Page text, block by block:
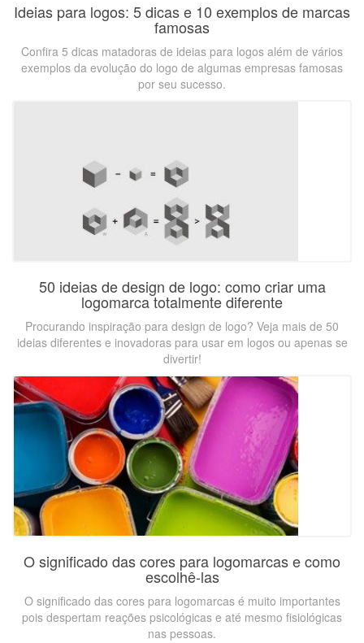
Ideias para logos: 5 dicas e 10 exemplos de marcas
famosas
Confira 5 dicas matadoras de ideias para logos além de vários
exemplos da evolução do logo de algumas empresas famosas
por seu sucesso.
50 ideias de design de logo: como criar uma
logomarca totalmente diferente
Procurando inspiração para design de logo? Veja mais de 50
ideias diferentes e inovadoras para usar em logos ou apenas se
divertir!
O significado das cores para logomarcas e como
escolhê-las
O significado das cores para logomarcas é muito importantes
pois despertam reações psicológicas e até mesmo fisiológicas
nas pessoas.